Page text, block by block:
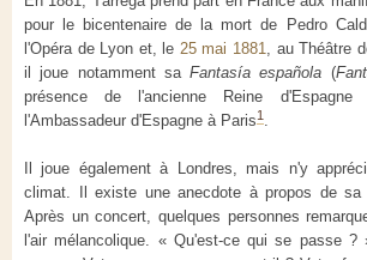
pour le bicentenaire de la mort de Pedro
l'Opéra de Lyon et, le 25 mai 1881
, au Théâtre
il joue notamment sa Fantasía española (
présence de l'ancienne Reine d'Espagne
l'Ambassadeur d'Espagne à Paris1
Il joue également à Londres, mais n'y
climat. Il existe une anecdote à propos de sa
Après un concert, quelques personnes
l'air mélancolique. « Qu'est-ce qui se passe ?